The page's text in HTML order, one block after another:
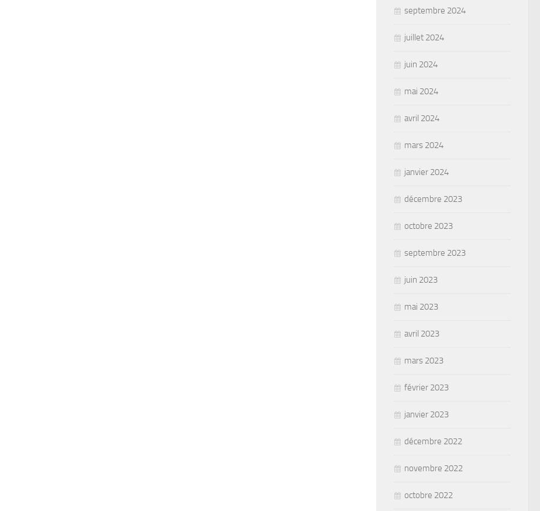
septembre 2024
juillet 2024
juin 2024
mai 2024
avril 2024
mars 2024
janvier 2024
décembre 2023
octobre 2023
septembre 2023
juin 2023
mai 2023
avril 2023
mars 2023
février 2023
janvier 2023
décembre 2022
novembre 2022
octobre 2022